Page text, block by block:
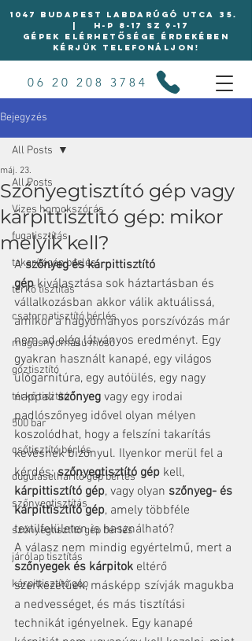
1047 BUDAPEST LABDARÚGÓ UTCA 35.
| H-P 8-17 Sz 9-17
Gépek elérhetősége érdekében
kérjük telefonáljon!
06 20 208 3784
Bejegyzés
All Posts
Vizes homokszórás
fugatisztítás
takarítógép bérlés
térkő tisztítás
csatornatisztító bérlés
magasnyomású mosó
gőztisztító
térkő tisztító
500 bar
csőtisztító bérlés
duguláselhárító gép bérlés
szőnyegtisztítás
szőnyegtisztító gép bérlés
járólap tisztítás
kárpittisztító gép
All Posts
Szőnyegtisztító gép vagy
kárpittisztító gép: mikor
melyik kell?
máj. 23.
A szőnyeg és kárpittisztító
gép kiválasztása sok háztartásban és
vállalkozásban akkor válik aktuálissá,
amikor a hagyományos porszívózás már
nem ad elég látványos eredményt. Egy
gyakran használt kanapé, egy világos
ülőgarnitúra, egy autóülés, egy nagy
nappali szőnyeg vagy egy irodai
padlószőnyeg idővel olyan mélyen
koszolódhat, hogy a felszíni takarítás
kevésnek bizonyul. Ilyenkor merül fel a
kérdés: szőnyegtisztító gép kell,
kárpittisztító gép, vagy olyan szőnyeg- és
kárpittisztító gép, amely többféle
textilfelületen is használható?
A válasz nem mindig egyértelmű, mert a
szőnyegek és kárpitok eltérő
szerkezetűek, másképp szívják magukba
a nedvességet, és más tisztítási
technikát igényelnek. Egy kanapé